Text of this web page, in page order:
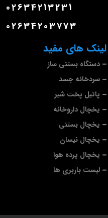
لینک های مفید
دستگاه بستنی ساز
سردخانه جسد
پاتیل پخت شیر
یخچال داروخانه
یخچال بستنی
یخچال نیسان
یخچال پرده هوا
لیست باربری ها
02634213231
02634203773